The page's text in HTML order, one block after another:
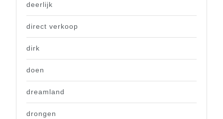
deerlijk
direct verkoop
dirk
doen
dreamland
drongen